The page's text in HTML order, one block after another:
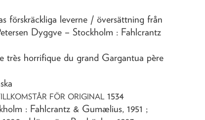
förskräckliga leverne / översättning från
Dyggve – Stockholm : Fahlcrantz
très horrifique du grand Gargantua père
FÖR ORIGINAL1534
: Fahlcrantz & Gumælius, 1951 ;